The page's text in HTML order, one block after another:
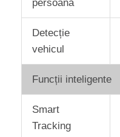
persoană
Detecție
vehicul
Funcții inteligente
Smart
Tracking